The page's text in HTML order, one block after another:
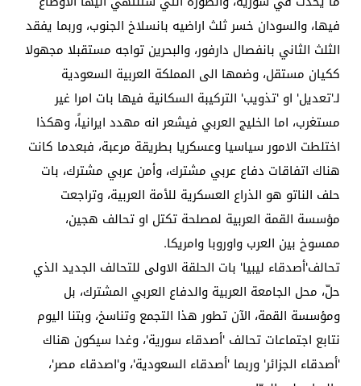
فيها، والسودان خسر ثلث اراضيه بانسلاخ الجنوب، وربما يفقد
الثلث الثاني بانفصال دارفور، والبحرين تواجه مستقبلا مجهولا
ككيان مستقل، وضمها الى المملكة العربية السعودية
لـ'تعديل' او 'تذويب' التركيبة السكانية فيها بات امرا غير
مستغرب، اما الخليج العربي فيشعر انه مهدد ايرانياً، وهكذا
اختلطت الامور سياسيا وعسكريا بطريقة مرعبة، فبعدما كانت
هناك اتفاقات دفاع عربي مشترك، وأمن عربي مشترك، بات
حلف الناتو هو الذراع العسكرية للأمة العربية، وتراجعت
مؤسسة القمة العربية لمصلحة تكتل او تحالف هجين،
ممسوخ بين العرب واوروبا وامريكا.
تحالف'أصدقاء ليبيا' بات الحلقة الاولى للتحالف الجديد الذي
حلّ، محل الجامعة العربية والدفاع العربي المشترك، بل
ومؤسسة القمة، الآن تطور هذا التجمع وتناسخ، وبتنا اليوم
نتابع اجتماعات تحالف 'أصدقاء سورية'، وغدا سيكون هناك
'أصدقاء الجزائر' وربما 'أصدقاء السعودية'، و'اصدقاء مصر'،